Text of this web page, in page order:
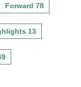
Forward 78
13